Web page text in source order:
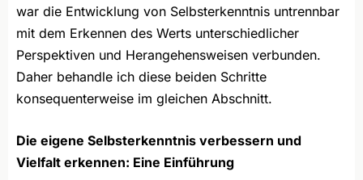
war die Entwicklung von Selbsterkenntnis untrennbar
mit dem Erkennen des Werts unterschiedlicher
Perspektiven und Herangehensweisen verbunden.
Daher behandle ich diese beiden Schritte
konsequenterweise im gleichen Abschnitt.
Die eigene Selbsterkenntnis verbessern und
Vielfalt erkennen: Eine Einführung